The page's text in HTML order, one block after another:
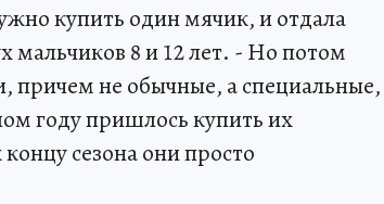
купить один мячик, и отдала
мальчиков 8 и 12 лет. - Но потом
причем не обычные, а специальные,
году пришлось купить их
сезона они просто